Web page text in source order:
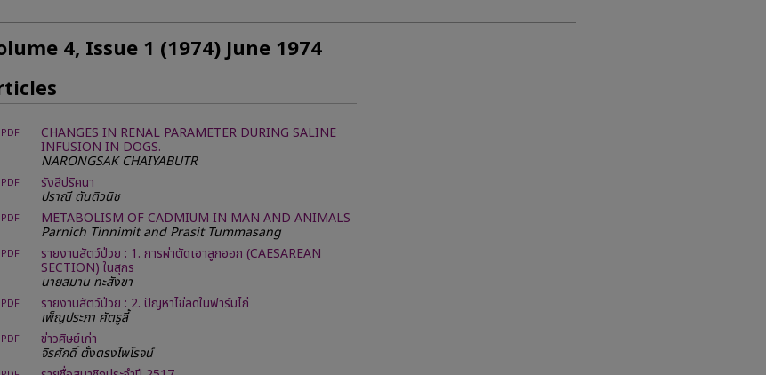
4, Issue 1 (1974) June 1974
PDF CHANGES IN RENAL PARAMETER DURING SALINE
INFUSION IN DOGS.
NARONGSAK CHAIYABUTR
PDF รังสีปริศนา
ปราณี ตันติวนิช
PDF METABOLISM OF CADMIUM IN MAN AND ANIMALS
Parnich Tinnimit and Prasit Tummasang
PDF รายงานสัตว์ป่วย : 1. การผ่าตัดเอาลูกออก (CAESAREAN
SECTION) ในสุกร
นายสมาน ทะสังขา
PDF รายงานสัตว์ป่วย : 2. ปัญหาไข่ลดในฟาร์มไก่
เพ็ญประภา ศัตรูลี้
PDF ข่าวศิษย์เก่า
จิรศักดิ์ ตั้งตรงไพโรจน์